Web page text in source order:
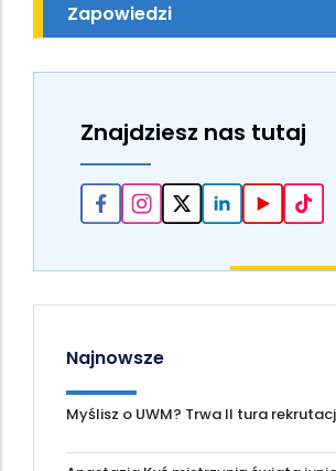
Zapowiedzi
Znajdziesz nas tutaj
Najnowsze
Myślisz o UWM? Trwa II tura